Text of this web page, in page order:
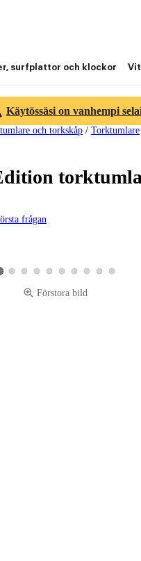
surfplattor och klockor
Käytössäsi on vanhempi
och torkskåp / Torktumlare
frågan
produktbild 1
Visa produktbild 2
Visa produktbild 3
Visa produktbild 4
Visa produktbild 5
Visa produktbild 6
Visa produktbild 7
Visa produktbild 8
Visa produktbild 9
Visa
Förstora bild